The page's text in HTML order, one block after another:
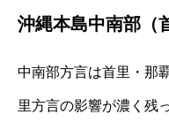
沖縄本島中南部（
中南部方言は首里・那
里方言の影響が濃く残